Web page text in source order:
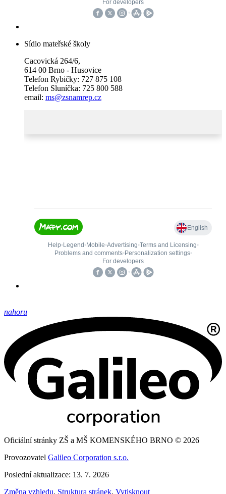
Sídlo mateřské školy
Cacovická 264/6,
614 00 Brno - Husovice
Telefon Rybičky: 727 875 108
Telefon Sluníčka: 725 800 588
email: ms@zsnamrep.cz
nahoru
Oficiální stránky ZŠ a MŠ KOMENSKÉHO BRNO © 2026
Provozovatel Galileo Corporation s.r.o.
Poslední aktualizace: 13. 7. 2026
Změna vzhledu, Struktura stránek, Vytisknout